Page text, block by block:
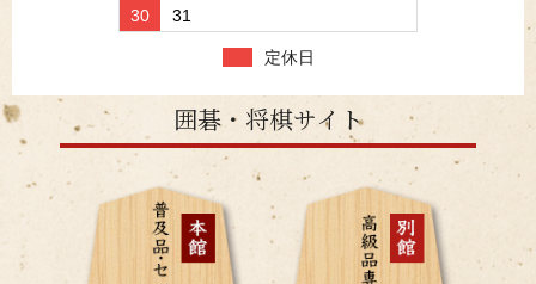
30
31
定休日
囲碁・将棋サイト